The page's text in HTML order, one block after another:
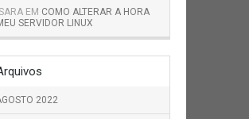
EM COMO ALTERAR A HORA
SERVIDOR LINUX
2022